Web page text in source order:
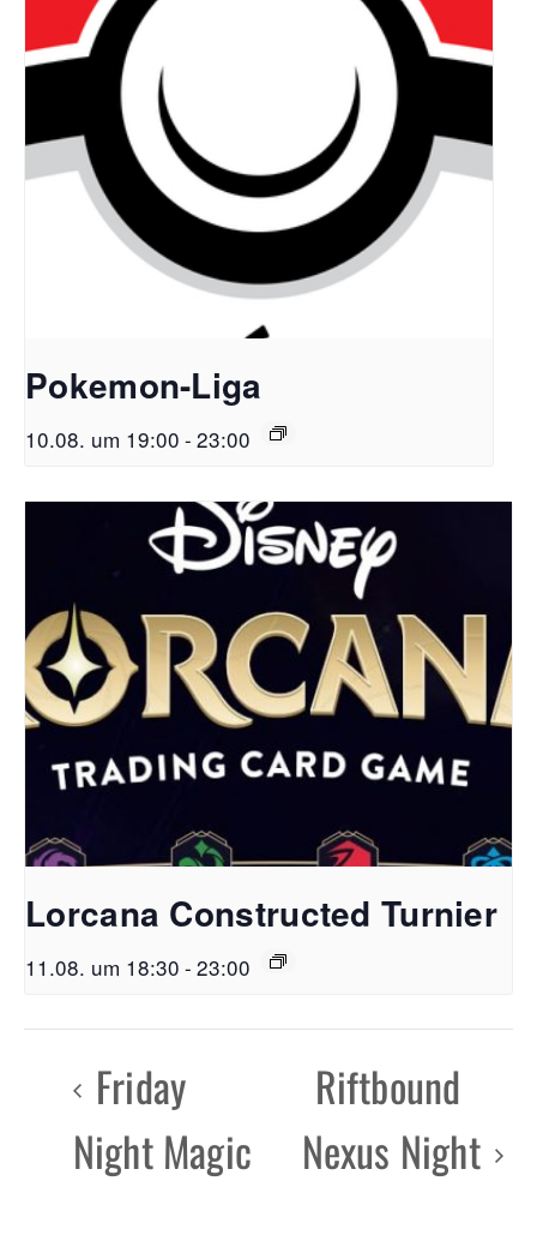
Pokemon-Liga
10.08. um 19:00 - 23:00
Lorcana Constructed Turnier
11.08. um 18:30 - 23:00
Friday
Night Magic
Riftbound
Nexus Night